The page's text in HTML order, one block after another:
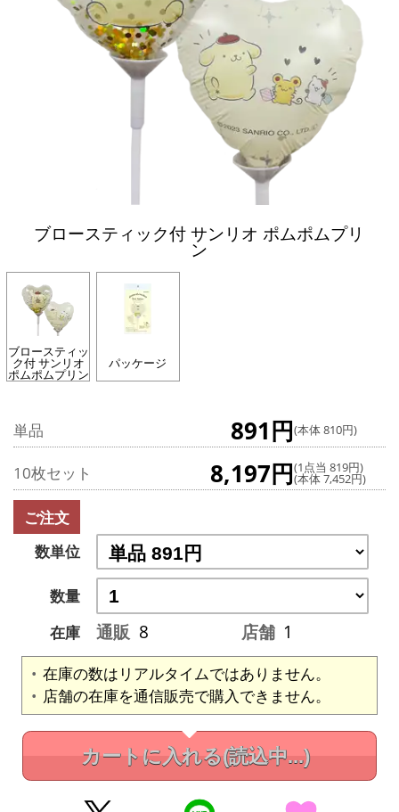
ブロースティック付 サンリオ ポムポムプリ
ン
ブロースティッ
ク付 サンリオ
ポムポムプリン
パッケージ
単品 891円(本体 810円)
10枚セット 8,197円(1点当 819円)
(本体 7,452円)
ご注文
数単位
数量
在庫
通販 8 店舗 1
在庫の数はリアルタイムではありません。
店舗の在庫を通信販売で購入できません。
カートに入れる(読込中...)